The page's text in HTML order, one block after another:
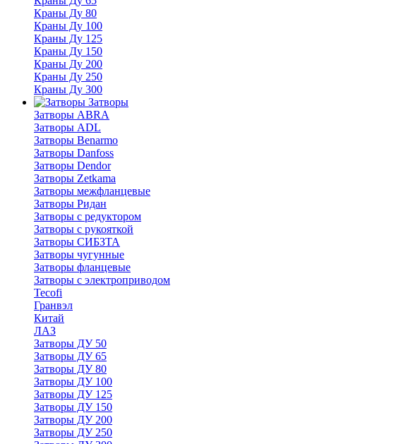
Краны Ду 80
Краны Ду 100
Краны Ду 125
Краны Ду 150
Краны Ду 200
Краны Ду 250
Краны Ду 300
Затворы
Затворы ABRA
Затворы ADL
Затворы Benarmo
Затворы Danfoss
Затворы Dendor
Затворы Zetkama
Затворы межфланцевые
Затворы Ридан
Затворы с редуктором
Затворы с рукояткой
Затворы СИБЗТА
Затворы чугунные
Затворы фланцевые
Затворы с электроприводом
Tecofi
Гранвэл
Китай
ЛАЗ
Затворы ДУ 50
Затворы ДУ 65
Затворы ДУ 80
Затворы ДУ 100
Затворы ДУ 125
Затворы ДУ 150
Затворы ДУ 200
Затворы ДУ 250